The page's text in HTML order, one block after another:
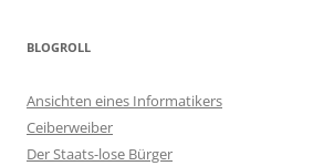
BLOGROLL
Ansichten eines Informatikers
Ceiberweiber
Der Staats-lose Bürger